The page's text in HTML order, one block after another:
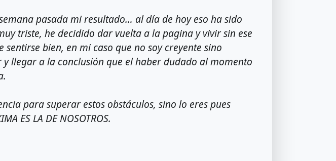
pasada mi resultado… al día de hoy eso ha sido
triste, he decidido dar vuelta a la pagina y vivir sin ese
bien, en mi caso que no soy creyente sino
y llegar a la conclusión que el haber dudado al momento
para superar estos obstáculos, sino lo eres pues
ES LA DE NOSOTROS.